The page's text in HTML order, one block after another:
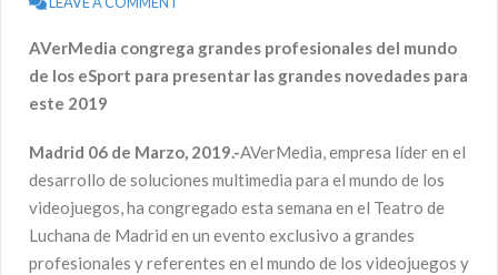
AVerMedia congrega grandes profesionales del mundo
de los eSport para presentar las grandes novedades para
este 2019
Madrid 06 de Marzo, 2019.-AVerMedia, empresa líder en el
desarrollo de soluciones multimedia para el mundo de los
videojuegos, ha congregado esta semana en el Teatro de
Luchana de Madrid en un evento exclusivo a grandes
profesionales y referentes en el mundo de los videojuegos y